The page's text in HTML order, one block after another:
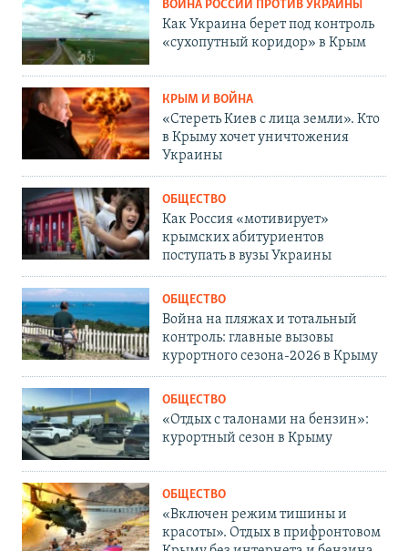
ВОЙНА РОССИИ ПРОТИВ УКРАИНЫ
Как Украина берет под контроль
«сухопутный коридор» в Крым
КРЫМ И ВОЙНА
«Стереть Киев с лица земли». Кто
в Крыму хочет уничтожения
Украины
ОБЩЕСТВО
Как Россия «мотивирует»
крымских абитуриентов
поступать в вузы Украины
ОБЩЕСТВО
Война на пляжах и тотальный
контроль: главные вызовы
курортного сезона-2026 в Крыму
ОБЩЕСТВО
«Отдых с талонами на бензин»:
курортный сезон в Крыму
ОБЩЕСТВО
«Включен режим тишины и
красоты». Отдых в прифронтовом